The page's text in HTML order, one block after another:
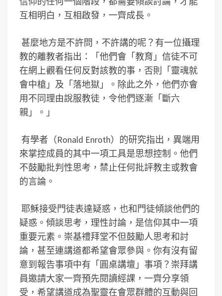
互相明白，互相啟發，一齊成長。
甚麼地方是不許問，不許講的呢？有一位攝理
教的離教者指出：「他們會「教育」信徒不可
在網上觀看任何反對該教的事，否則「靈魂就
會中槍」及「落地獄」。除此之外，他們亦會
用不同理由說服教徒，令他們逐漸「斷六
親」。」
有學者（Ronald Enroth）的研究指出，異端用
來掌控成員的其中一項工具是思想控制。他們
不鼓勵批判性思考，禁止任何批評教主或教會
的言論。
耶穌接受門徒表達疑惑，也和門徒傾談他們的
疑惑。傾談思考，理性討論，是信仰其中一項
重要元素。崇基禮拜堂不但鼓勵人思考和討
論，甚至連講道都希望會眾參與。你有沒有留
意到報告事項中有「圓桌講壇」事項？崇拜講
員邀請大家一齊預先閱讀經課，一齊分享領
受，希望講道成為聖靈在會眾群體的互動與回